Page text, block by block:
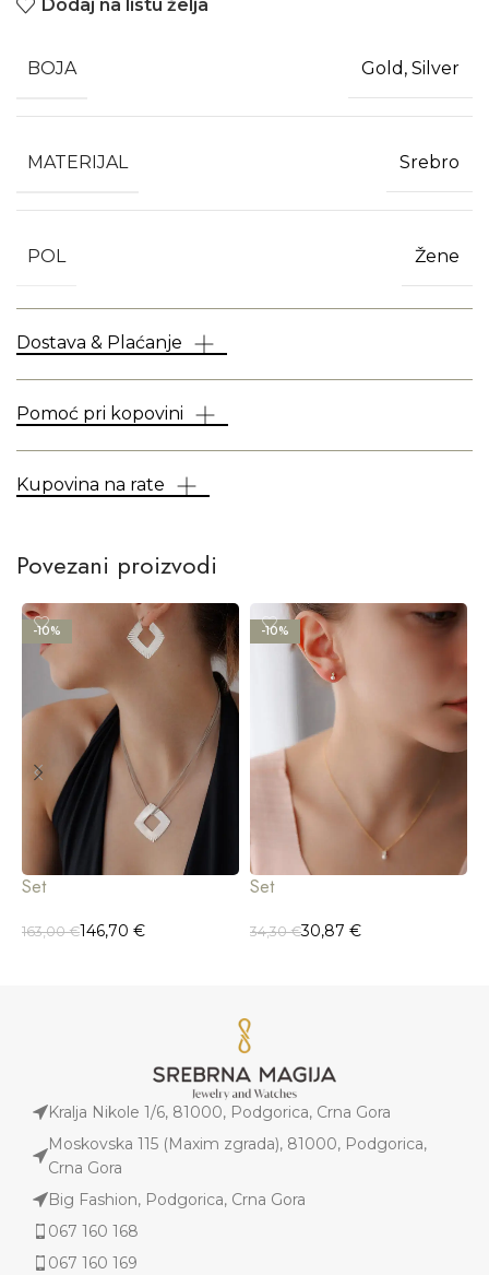
Dodaj na listu želja
BOJA Gold, Silver
MATERIJAL Srebro
POL Žene
Dostava & Plaćanje
Pomoć pri kopovini
Kupovina na rate
Povezani proizvodi
-10%
Set
163,00€146,70 €
-10%
Set
34,30€30,87 €
Kralja Nikole 1/6, 81000, Podgorica, Crna Gora
Moskovska 115 (Maxim zgrada), 81000, Podgorica,
Crna Gora
Big Fashion, Podgorica, Crna Gora
067 160 168
067 160 169